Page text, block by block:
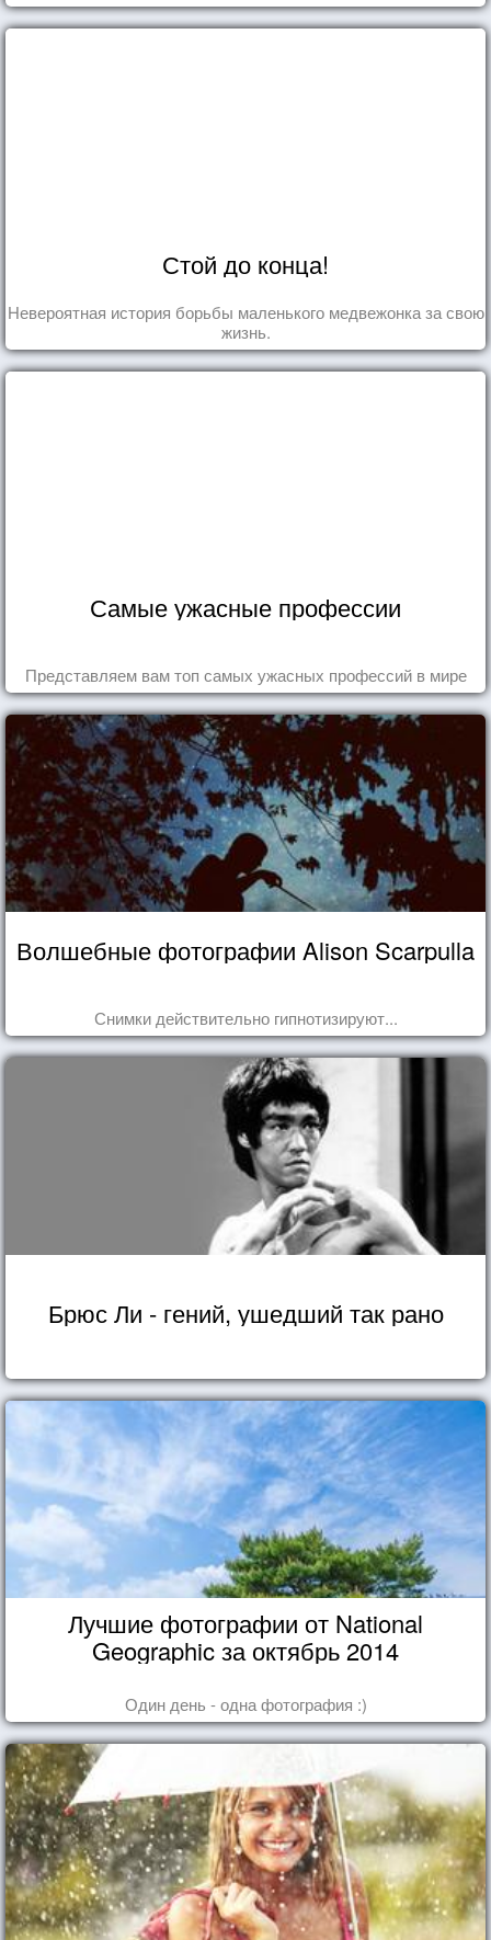
Стой до конца!
Невероятная история борьбы маленького медвежонка за свою
жизнь.
Самые ужасные профессии
Представляем вам топ самых ужасных профессий в мире
Волшебные фотографии Alison Scarpulla
Снимки действительно гипнотизируют...
Брюс Ли - гений, ушедший так рано
Лучшие фотографии от National
Geographic за октябрь 2014
Один день - одна фотография :)